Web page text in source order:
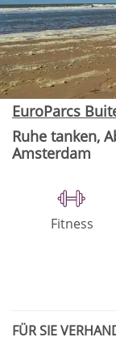
EuroParcs
Ruhe tanken,
Amsterdam
Fitness
FÜR SIE